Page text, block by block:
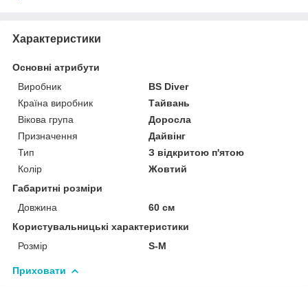
Характеристики
Основні атрибути
Виробник
BS Diver
Країна виробник
Тайвань
Вікова група
Доросла
Призначення
Дайвінг
Тип
З відкритою п'ятою
Колір
Жовтий
Габаритні розміри
Довжина
60 см
Користувальницькі характеристики
Розмір
S-M
Приховати